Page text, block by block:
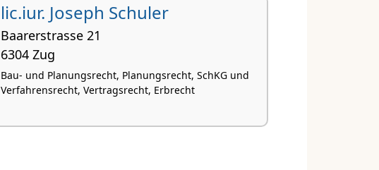
lic.iur. Joseph Schuler
Baarerstrasse 21
6304 Zug
Bau- und Planungsrecht, Planungsrecht, SchKG und
Verfahrensrecht, Vertragsrecht, Erbrecht